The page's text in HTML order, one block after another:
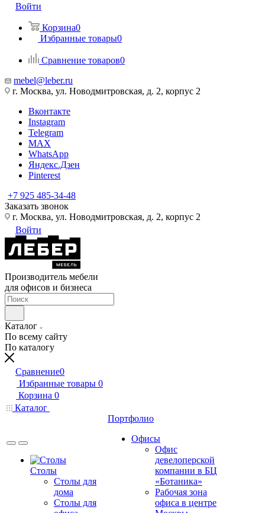
Войти
Корзина0
Избранные товары0
Сравнение товаров0
mebel@leber.ru
г. Москва, ул. Новодмитровская, д. 2, корпус 2
Вконтакте
Instagram
Telegram
MAX
WhatsApp
Яндекс.Дзен
Pinterest
+7 925 485-34-48
Заказать звонок
г. Москва, ул. Новодмитровская, д. 2, корпус 2
Войти
Производитель мебели
для офисов и бизнеса
Каталог
По всему сайту
По каталогу
Сравнение0
Избранные товары 0
Корзина 0
Каталог
Столы
Столы для
дома
Столы для
Портфолио
Офисы
Офис
девелоперской
компании в БЦ
«Ботаника»
Рабочая зона
офиса в центре